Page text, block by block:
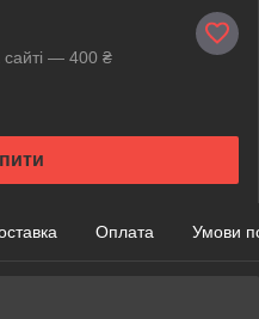
сайті — 400 ₴
Оплата Умови